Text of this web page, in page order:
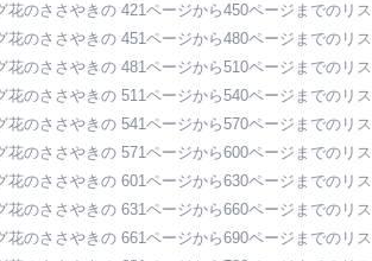
花のささやきの 421ページから450ページまでのリ
花のささやきの 451ページから480ページまでのリ
花のささやきの 481ページから510ページまでのリ
花のささやきの 511ページから540ページまでのリ
花のささやきの 541ページから570ページまでのリ
花のささやきの 571ページから600ページまでのリ
花のささやきの 601ページから630ページまでのリ
花のささやきの 631ページから660ページまでのリ
花のささやきの 661ページから690ページまでのリ